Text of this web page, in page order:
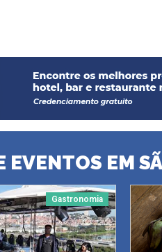
EVENTOS EM
Gastronomia